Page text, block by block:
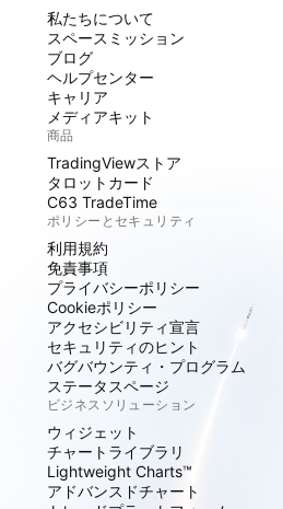
私たちについて
スペースミッション
ブログ
ヘルプセンター
キャリア
メディアキット
商品
TradingViewストア
タロットカード
C63 TradeTime
ポリシーとセキュリティ
利用規約
免責事項
プライバシーポリシー
Cookieポリシー
アクセシビリティ宣言
セキュリティのヒント
バグバウンティ・プログラム
ステータスページ
ビジネスソリューション
ウィジェット
チャートライブラリ
Lightweight Charts™
アドバンスドチャート